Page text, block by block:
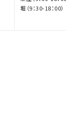
堀（9：30-18：00）